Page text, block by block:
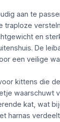
aan te
traploze
en
De
een veilige
kittens die
waarschuwt
kat, wat
harnas